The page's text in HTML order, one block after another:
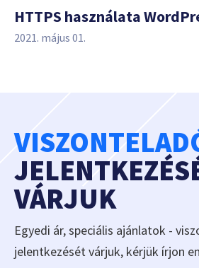
HTTPS használata
2021. május 01.
VÁRJUK
Egyedi ár, speciális ajánlatok -
jelentkezését várjuk, kérjük írjon